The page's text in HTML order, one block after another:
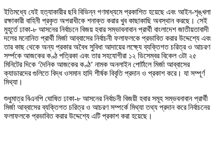
ইতিমধ্যে যেই হত্যাকারীর ছবি বিভিন্ন গণমাধ্যমে প্রকাশিত হয়েছে এবং আইন-শৃঙ্খলা
রক্ষাকারী বাহিনী প্রকৃত অপরাধীকে শনাক্ত করার খুব কাছাকাছি অবস্থান করছে। সেই
মুহূর্তে ঢাকা-৮ আসনের নির্বাচনে বিজয় হবার সম্ভাবনাবান প্রার্থী বাংলাদেশ জাতীয়তাবাদী
দলের মনোনিত প্রার্থী মির্জা আব্বাসের নির্বাচনী ফলাফলকে প্রভাবিত করার উদ্দেশ্যে এবং
তার কাছ থেকে অন্য প্রকার অবৈধ সুবিধা আদায়ের লক্ষ্যে ব্যক্তিগত চরিত্র ও আচরণ
সর্ম্পকে আজকের কণ্ঠ পত্রিকা এবং তার সহযোগীরা ১২ ডিসেম্বর বিকেল ৩টা ২৫
মিনিটের দিকে ‘দৈনিক আজকের কণ্ঠ’ নামক অনলাইন পোর্টালে মির্জা আব্বাসের
ক্যাডারদের গুলিতে বিদ্ধ ওসমান হাদি শীর্ষক বিবৃতি প্রদান ও প্রকাশ করে। যা সম্পূর্ণ
মিথ্যা।
শুধুমাত্র বিএনপি ঘোষিত ঢাকা-৮ আসনের নির্বাচনী বিজয়ী হবার সমূহ সম্ভবনাবান প্রার্থী
মির্জা আব্বাসের ব্যক্তিগত চরিত্র ও আচরণ সম্পর্কে মিথ্যা তথ্য প্রদান করে নির্বাচনের
ফলাফলকে প্রভাবিত করার উদ্দেশ্যে এটি প্রকাশ করা হয়েছে।